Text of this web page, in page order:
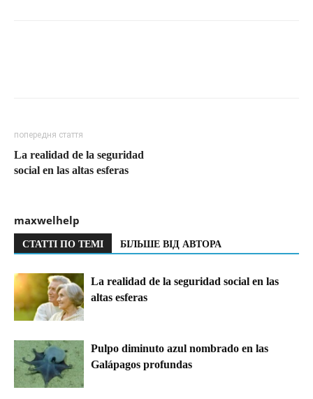
попередня стаття
La realidad de la seguridad
social en las altas esferas
maxwelhelp
СТАТТІ ПО ТЕМІ БІЛЬШЕ ВІД АВТОРА
La realidad de la seguridad social en las
altas esferas
Pulpo diminuto azul nombrado en las
Galápagos profundas